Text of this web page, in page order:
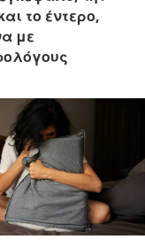
το έντερο,
με